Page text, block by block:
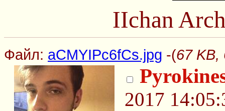
IIchan
Файл: aCMYIPc6fCs.jpg -(67 KB,
2017